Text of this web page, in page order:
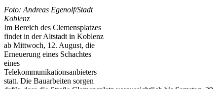
Foto: Andreas Egenolf/Stadt
Koblenz
Im Bereich des Clemensplatzes
findet in der Altstadt in Koblenz
ab Mittwoch, 12. August, die
Erneuerung eines Schachtes
eines
Telekommunikationsanbieters
statt. Die Bauarbeiten sorgen